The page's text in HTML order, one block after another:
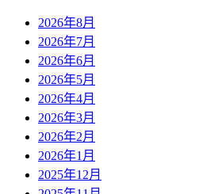
2026年8月
2026年7月
2026年6月
2026年5月
2026年4月
2026年3月
2026年2月
2026年1月
2025年12月